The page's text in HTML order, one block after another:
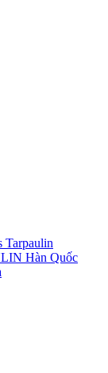
Tarpaulin
Hàn Quốc